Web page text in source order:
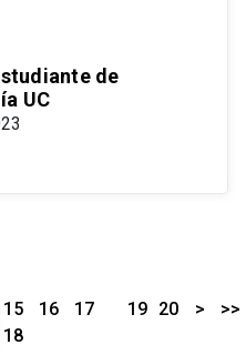
de
UC
15 16
17
18
19 20 > >>